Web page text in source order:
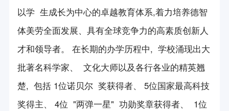
以学 生成长为中心的卓越教育体系,着力培养德智
体美劳全面发展、具有全球竞争力的高素质创新人
才和领导者。 在长期的办学历程中, 学校涌现出大
批著名科学家、 文化大师以及各行各业的精英翘
楚, 包括 1位诺贝尔 奖获得者、 5位国家最高科技
奖得主、 4位 "两弹一星" 功勋奖章获得者、 1位